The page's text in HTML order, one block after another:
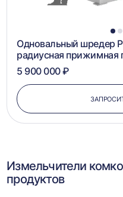
1 2
Одновальный шредер
радиусная прижимная
5 900 000 ₽
Измельчители
продуктов